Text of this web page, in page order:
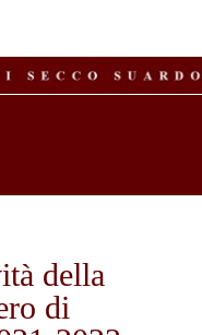
della
di